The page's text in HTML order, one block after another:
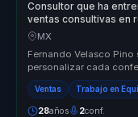
Consultor que ha
ventas consultivas en
lideres.
MX
Fernando Velasco
personalizar cada
específicos de cada
Ventas Trabajo en
28años 2conf.